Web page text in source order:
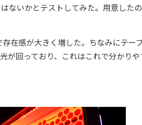
ないかとテストしてみた。用意した
在感が大きく増した。ちなみにテー
が回っており、これはこれで分かり